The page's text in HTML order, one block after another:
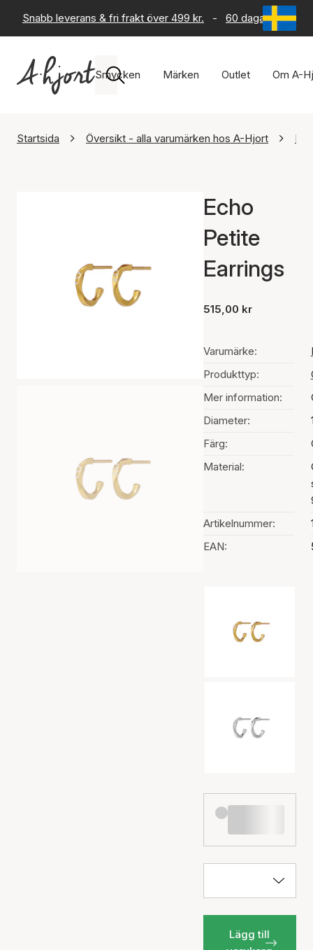
Snabb leverans & fri frakt över 499 kr. - 60 dagars
Smycken Märken Outlet Om A-
Startsida Översikt - alla varumärken hos A-Hjort
Echo
Petite
Earrings
515,00 kr
Varumärke:
Produkttyp:
Mer information:
Diameter:
Färg:
Material:
Artikelnummer:
EAN:
Lägg till